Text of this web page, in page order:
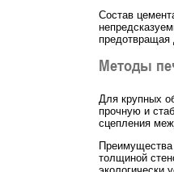
Состав
предотвращая
Методы
Для крупных
прочную и
сцепления
Преимущества
толщиной